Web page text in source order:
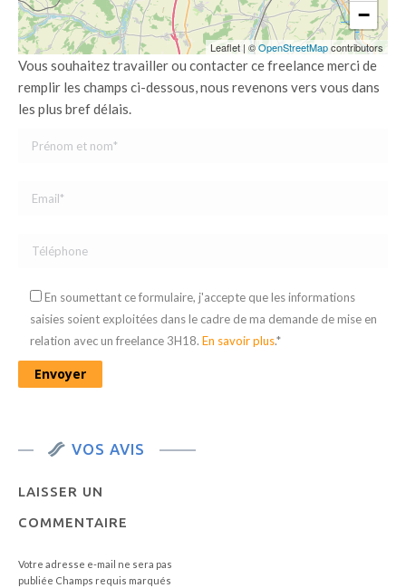
−
Leaflet | ©OpenStreetMapcontributors
Vous souhaitez travailler ou contacter ce freelance merci de
remplir les champs ci-dessous, nous revenons vers vous dans
les plus bref délais.
En soumettant ce formulaire, j'accepte que les informations
saisies soient exploitées dans le cadre de ma demande de mise en
relation avec un freelance 3H18. En savoir plus.*
VOS AVIS
LAISSER UN
COMMENTAIRE
Votre adresse e-mail ne sera pas
publiée Champs requis marqués